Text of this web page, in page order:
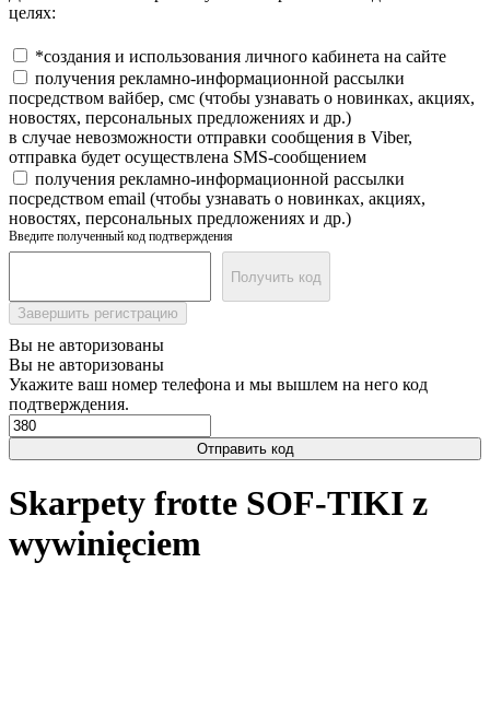
целях:
*создания и использования личного кабинета на сайте
получения рекламно-информационной рассылки
посредством вайбер, смс (чтобы узнавать о новинках, акциях,
новостях, персональных предложениях и др.)
в случае невозможности отправки сообщения в Viber,
отправка будет осуществлена SMS-сообщением
получения рекламно-информационной рассылки
посредством email (чтобы узнавать о новинках, акциях,
новостях, персональных предложениях и др.)
Введите полученный код подтверждения
Получить код
Завершить регистрацию
Вы не авторизованы
Вы не авторизованы
Укажите ваш номер телефона и мы вышлем на него код
подтверждения.
Отправить код
Skarpety frotte SOF-TIKI z
wywinięciem